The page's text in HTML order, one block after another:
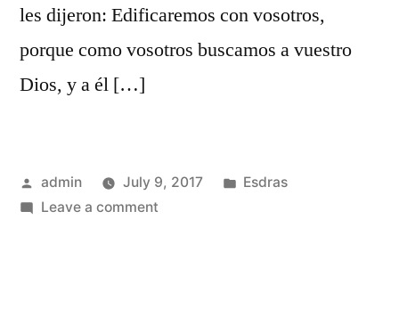
les dijeron: Edificaremos con vosotros,
porque como vosotros buscamos a vuestro
Dios, y a él […]
Posted
by
admin July 9, 2017
Posted
Esdras
Leave a commenton